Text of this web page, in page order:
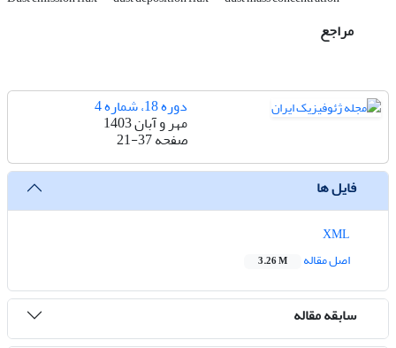
مراجع
دوره 18، شماره 4
مهر و آبان 1403
صفحه21-37
فایل ها
اصل مقاله
3.26 M
سابقه مقاله